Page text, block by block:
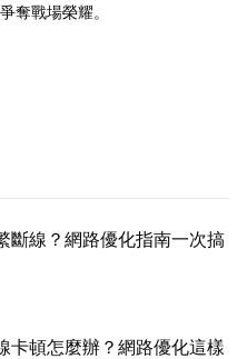
奪戰場榮耀。
斷線？網路優化指南一次搞
卡頓怎麼辦？網路優化這樣